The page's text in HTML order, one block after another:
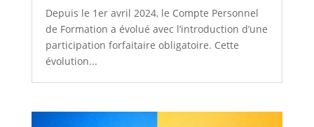
Depuis le 1er avril 2024, le Compte Personnel
de Formation a évolué avec l’introduction d’une
participation forfaitaire obligatoire. Cette
évolution...